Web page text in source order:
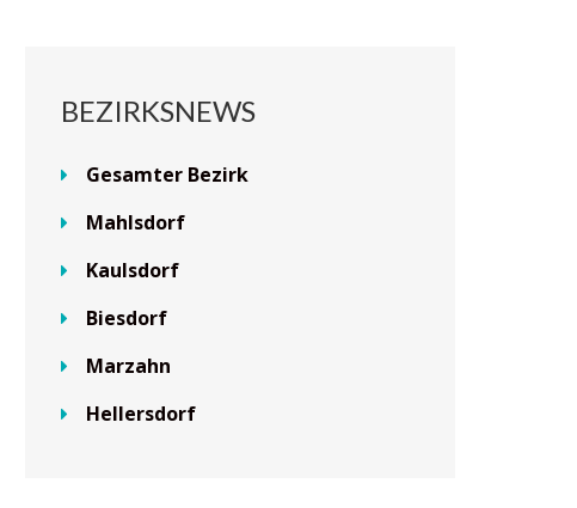
BEZIRKSNEWS
Gesamter Bezirk
Mahlsdorf
Kaulsdorf
Biesdorf
Marzahn
Hellersdorf